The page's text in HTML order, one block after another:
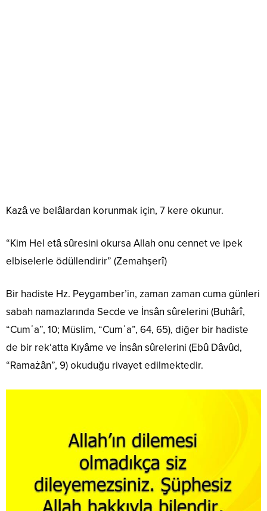
Kazâ ve belâlardan korunmak için, 7 kere okunur.
“Kim Hel etâ sûresini okursa Allah onu cennet ve ipek
elbiselerle ödüllendirir” (Zemahşerî)
Bir hadiste Hz. Peygamber’in, zaman zaman cuma günleri
sabah namazlarında Secde ve İnsân sûrelerini (Buhârî,
“Cumʿa”, 10; Müslim, “Cumʿa”, 64, 65), diğer bir hadiste
de bir rek‘atta Kıyâme ve İnsân sûrelerini (Ebû Dâvûd,
“Ramażân”, 9) okuduğu rivayet edilmektedir.